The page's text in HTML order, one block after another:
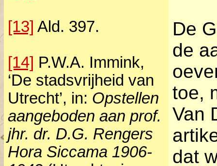
[13] Ald. 397.
[14] P.W.A. Immink,
‘De stadsvrijheid van
Utrecht’, in: Opstellen
aangeboden aan prof.
jhr. dr. D.G. Rengers
Hora Siccama 1906-
De
de
toe,
Van
dat